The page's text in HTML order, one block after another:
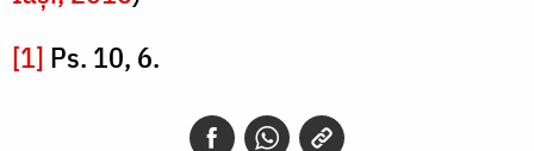
[1] Ps. 10, 6.